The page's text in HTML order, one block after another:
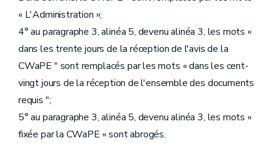
« L'Administration »;
4° au paragraphe 3, alinéa 5, devenu alinéa 3, les mots «
dans les trente jours de la réception de l'avis de la
CWaPE " sont remplacés par les mots « dans les cent-
vingt jours de la réception de l'ensemble des documents
requis ";
5° au paragraphe 3, alinéa 5, devenu alinéa 3, les mots «
fixée par la CWaPE » sont abrogés.